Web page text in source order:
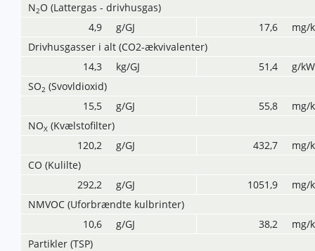
N2O (Lattergas - drivhusgas)
4,9
g/GJ 17,6
mg/
Drivhusgasser i alt (CO2-ækvivalenter)
14,3
kg/GJ 51,4
g/
SO2 (Svovldioxid)
15,5
g/GJ 55,8
mg/
NOX (Kvælstofilter)
120,2
g/GJ 432,7
mg/
CO (Kulilte)
292,2
g/GJ 1051,9
mg/
NMVOC (Uforbrændte kulbrinter)
10,6
g/GJ 38,2
mg/
Partikler (TSP)